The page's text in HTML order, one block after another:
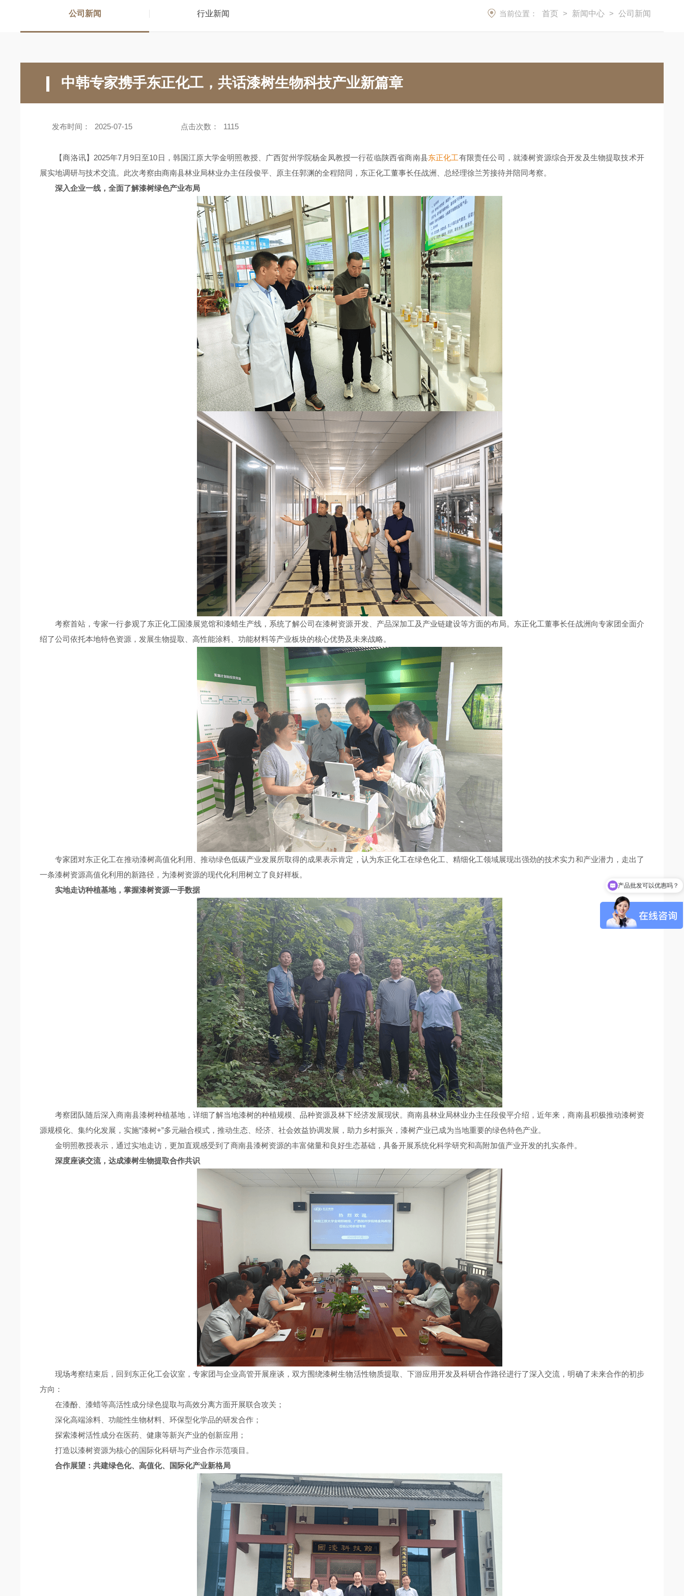
公司新闻 行业新闻 当前位置： 首页 > 新闻中心 > 公司新闻
中韩专家携手东正化工，共话漆树生物科技产业新篇章
发布时间： 2025-07-15 点击次数： 1115
【商洛讯】2025年7月9日至10日，韩国江原大学金明照教授、广西贺州学院杨金凤教授一行莅临陕西省商南县东正化工有限责任公司，就漆树资源综合开发及生物提取技术开
展实地调研与技术交流。此次考察由商南县林业局林业办主任段俊平、原主任郭渊的全程陪同，东正化工董事长任战洲、总经理徐兰芳接待并陪同考察。
深入企业一线，全面了解漆树绿色产业布局
考察首站，专家一行参观了东正化工国漆展览馆和漆蜡生产线，系统了解公司在漆树资源开发、产品深加工及产业链建设等方面的布局。东正化工董事长任战洲向专家团全面介
绍了公司依托本地特色资源，发展生物提取、高性能涂料、功能材料等产业板块的核心优势及未来战略。
专家团对东正化工在推动漆树高值化利用、推动绿色低碳产业发展所取得的成果表示肯定，认为东正化工在绿色化工、精细化工领域展现出强劲的技术实力和产业潜力，走出了
一条漆树资源高值化利用的新路径，为漆树资源的现代化利用树立了良好样板。
实地走访种植基地，掌握漆树资源一手数据
考察团队随后深入商南县漆树种植基地，详细了解当地漆树的种植规模、品种资源及林下经济发展现状。商南县林业局林业办主任段俊平介绍，近年来，商南县积极推动漆树资
源规模化、集约化发展，实施“漆树+”多元融合模式，推动生态、经济、社会效益协调发展，助力乡村振兴，漆树产业已成为当地重要的绿色特色产业。
金明照教授表示，通过实地走访，更加直观感受到了商南县漆树资源的丰富储量和良好生态基础，具备开展系统化科学研究和高附加值产业开发的扎实条件。
深度座谈交流，达成漆树生物提取合作共识
现场考察结束后，回到东正化工会议室，专家团与企业高管开展座谈，双方围绕漆树生物活性物质提取、下游应用开发及科研合作路径进行了深入交流，明确了未来合作的初步
方向：
在漆酚、漆蜡等高活性成分绿色提取与高效分离方面开展联合攻关；
深化高端涂料、功能性生物材料、环保型化学品的研发合作；
探索漆树活性成分在医药、健康等新兴产业的创新应用；
打造以漆树资源为核心的国际化科研与产业合作示范项目。
合作展望：共建绿色化、高值化、国际化产业新格局
产品批发可以优惠吗？
可以定制包装吗？